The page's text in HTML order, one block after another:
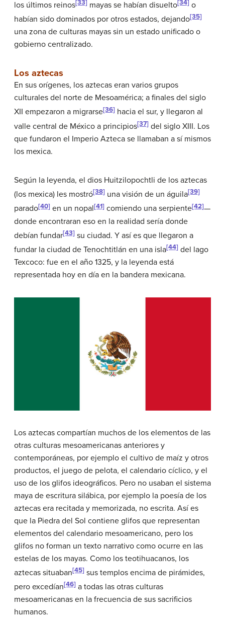
los últimos reinos[33] mayas se habían disuelto[34] o
habían sido dominados por otros estados, dejando[35]
una zona de culturas mayas sin un estado unificado o
gobierno centralizado.
Los aztecas
En sus orígenes, los aztecas eran varios grupos
culturales del norte de Mesoamérica; a finales del siglo
XII empezaron a migrarse[36] hacia el sur, y llegaron al
valle central de México a principios[37] del siglo XIII. Los
que fundaron el Imperio Azteca se llamaban a sí mismos
los mexica.
Según la leyenda, el dios Huitzilopochtli de los aztecas
(los mexica) les mostró[38] una visión de un águila[39]
parado[40] en un nopal[41] comiendo una serpiente[42]—
donde encontraran eso en la realidad sería donde
debían fundar[43] su ciudad. Y así es que llegaron a
fundar la ciudad de Tenochtitlán en una isla[44] del lago
Texcoco: fue en el año 1325, y la leyenda está
representada hoy en día en la bandera mexicana.
Los aztecas compartían muchos de los elementos de las
otras culturas mesoamericanas anteriores y
contemporáneas, por ejemplo el cultivo de maíz y otros
productos, el juego de pelota, el calendario cíclico, y el
uso de los glifos ideográficos. Pero no usaban el sistema
maya de escritura silábica, por ejemplo la poesía de los
aztecas era recitada y memorizada, no escrita. Así es
que la Piedra del Sol contiene glifos que representan
elementos del calendario mesoamericano, pero los
glifos no forman un texto narrativo como ocurre en las
estelas de los mayas. Como los teotihuacanos, los
aztecas situaban[45] sus templos encima de pirámides,
pero excedían[46] a todas las otras culturas
mesoamericanas en la frecuencia de sus sacrificios
humanos.